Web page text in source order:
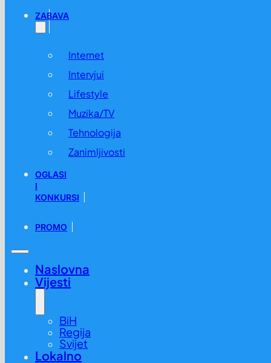
ZABAVA
Internet
Intervjui
Lifestyle
Muzika/TV
Tehnologija
Zanimljivosti
OGLASI
I
KONKURSI
PROMO
Naslovna
Vijesti
BiH
Regija
Svijet
Lokalno